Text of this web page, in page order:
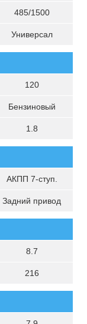
485/1500
Универсал
120
Бензиновый
1.8
АКПП 7-ступ.
Задний привод
8.7
216